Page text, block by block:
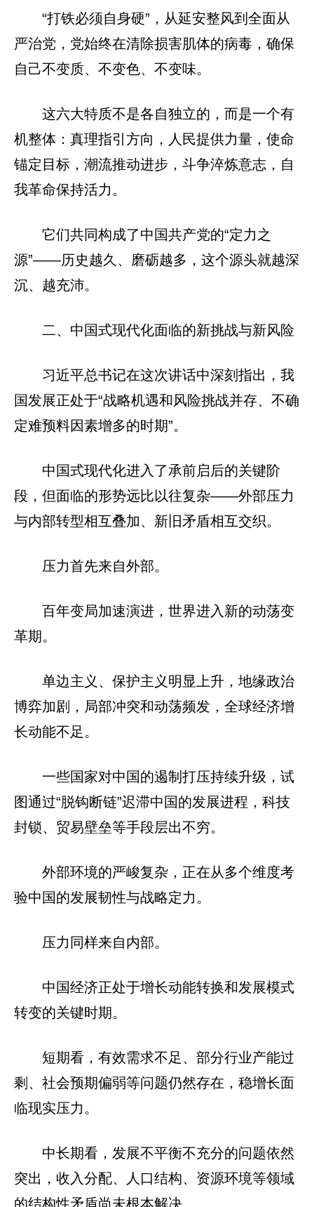
“打铁必须自身硬”，从延安整风到全面从
严治党，党始终在清除损害肌体的病毒，确保
自己不变质、不变色、不变味。
这六大特质不是各自独立的，而是一个有
机整体：真理指引方向，人民提供力量，使命
锚定目标，潮流推动进步，斗争淬炼意志，自
我革命保持活力。
它们共同构成了中国共产党的“定力之
源”——历史越久、磨砺越多，这个源头就越深
沉、越充沛。
二、中国式现代化面临的新挑战与新风险
习近平总书记在这次讲话中深刻指出，我
国发展正处于“战略机遇和风险挑战并存、不确
定难预料因素增多的时期”。
中国式现代化进入了承前启后的关键阶
段，但面临的形势远比以往复杂——外部压力
与内部转型相互叠加、新旧矛盾相互交织。
压力首先来自外部。
百年变局加速演进，世界进入新的动荡变
革期。
单边主义、保护主义明显上升，地缘政治
博弈加剧，局部冲突和动荡频发，全球经济增
长动能不足。
一些国家对中国的遏制打压持续升级，试
图通过“脱钩断链”迟滞中国的发展进程，科技
封锁、贸易壁垒等手段层出不穷。
外部环境的严峻复杂，正在从多个维度考
验中国的发展韧性与战略定力。
压力同样来自内部。
中国经济正处于增长动能转换和发展模式
转变的关键时期。
短期看，有效需求不足、部分行业产能过
剩、社会预期偏弱等问题仍然存在，稳增长面
临现实压力。
中长期看，发展不平衡不充分的问题依然
突出，收入分配、人口结构、资源环境等领域
的结构性矛盾尚未根本解决。